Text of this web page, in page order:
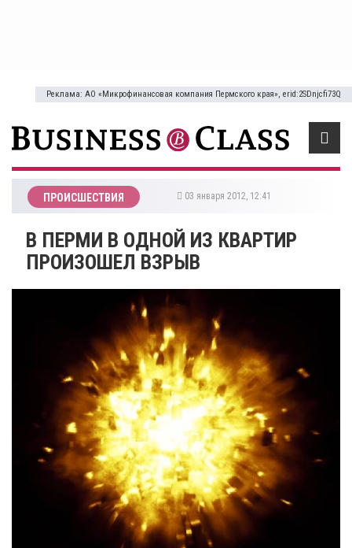
Реклама: АО «Микрофинансовая компания Пермского края», erid:2SDnjcfi73Q
ПРОИСШЕСТВИЯ 03 января 2012, 12:41
В ПЕРМИ В ОДНОЙ ИЗ КВАРТИР
ПРОИЗОШЕЛ ВЗРЫВ